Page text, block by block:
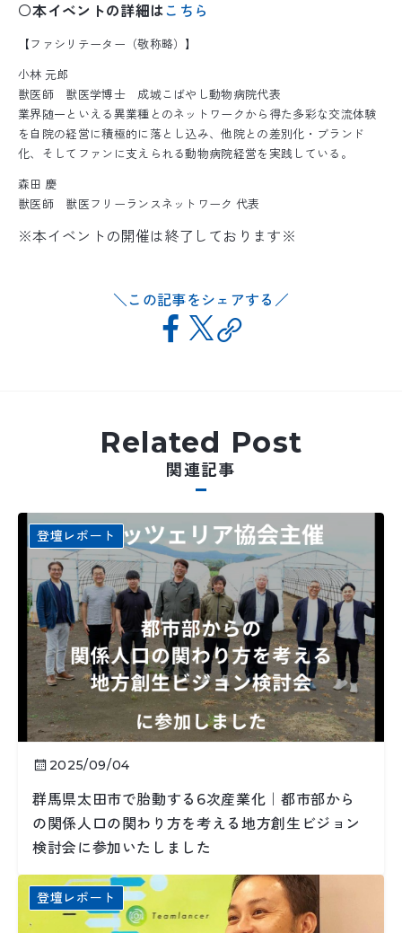
〇本イベントの詳細はこちら
【ファシリテーター（敬称略）】
小林 元郎
獣医師 獣医学博士 成城こばやし動物病院代表
業界随一といえる異業種とのネットワークから得た多彩な交流体験
を自院の経営に積極的に落とし込み、他院との差別化・ブランド
化、そしてファンに支えられる動物病院経営を実践している。
森田 慶
獣医師 獣医フリーランスネットワーク 代表
※本イベントの開催は終了しております※
この記事をシェアする
Related Post
関連記事
登壇レポート
2025/09/04
群馬県太田市で胎動する6次産業化｜都市部から
の関係人口の関わり方を考える地方創生ビジョン
検討会に参加いたしました
登壇レポート